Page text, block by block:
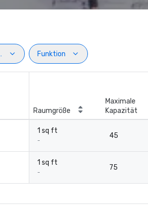
Funktion
Raumgröße
Maximale
Kapazität
1 sq ft
-
45
1 sq ft
-
75